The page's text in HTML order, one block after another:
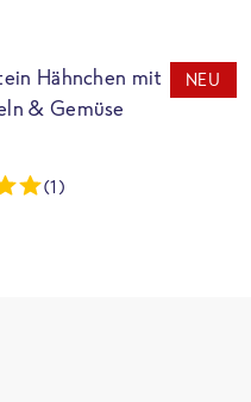
Hähnchen mit
& Gemüse
NEU
(1)